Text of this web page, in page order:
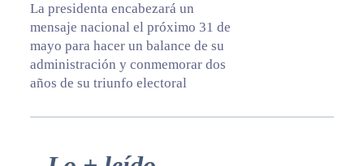
La presidenta encabezará un
mensaje nacional el próximo 31 de
mayo para hacer un balance de su
administración y conmemorar dos
años de su triunfo electoral
Primary